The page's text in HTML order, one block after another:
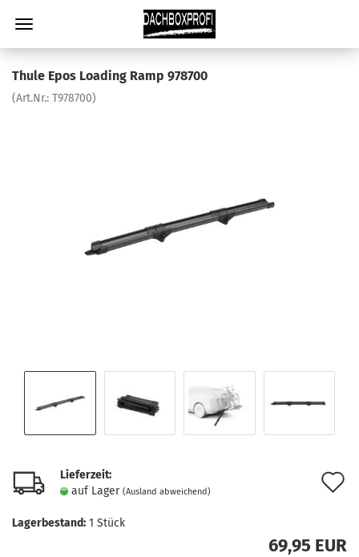
Thule Epos Loading Ramp 978700
(Art.Nr.: T978700)
Lieferzeit:
auf Lager (Ausland abweichend)
Lagerbestand: 1 Stück
69,95 EUR